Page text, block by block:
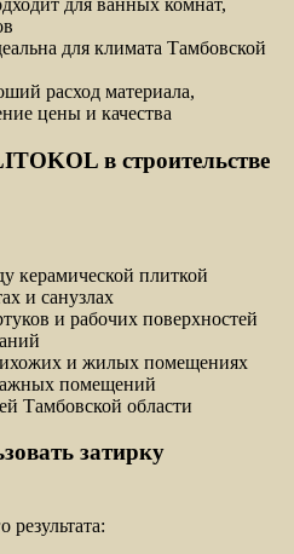
для ванных комнат,
для климата Тамбовской
расход материала,
цены и качества
в строительстве
керамической плиткой
и санузлах
и рабочих поверхностей
и жилых помещениях
помещений
Тамбовской области
затирку
результата: